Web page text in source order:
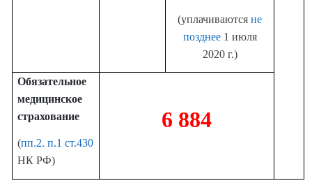
(уплачиваютсяне
позднее1 июля
2020 г.)
Обязательное
медицинское
страхование
(пп.2. п.1 ст.430
НК РФ)
6 884